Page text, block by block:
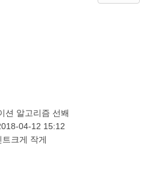
션 알고리즘 선봬
04-12 15:12
크게 작게